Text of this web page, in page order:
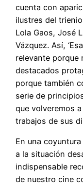
cuenta con
ilustres del
Lola Gaos, José
Vázquez. Así,
relevante porque
destacados
porque también
serie de
que volveremos
trabajos de sus
En una
a la situación
indispensable
de nuestro cine